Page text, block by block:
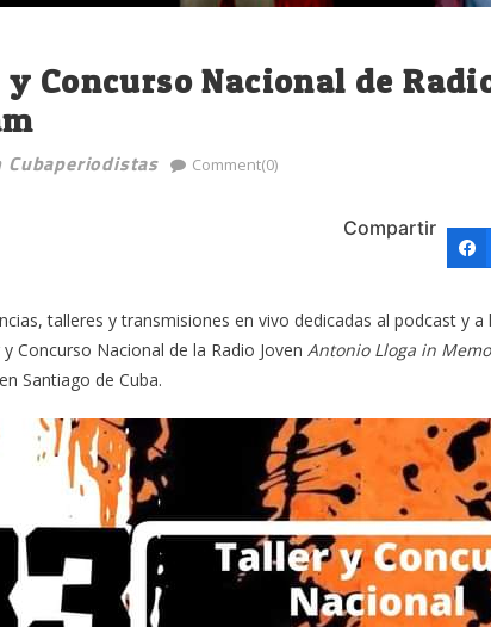
Concurso Nacional de
Cubaperiodistas Comment(0)
Compartir
talleres y transmisiones en vivo dedicadas al podcast y a
Concurso Nacional de la Radio Joven Antonio Lloga in
Santiago de Cuba.